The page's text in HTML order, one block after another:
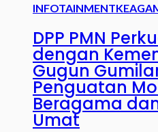
INFOTAINMENT
DPP PMN
dengan
Gugun
Penguatan
Beragama
Umat